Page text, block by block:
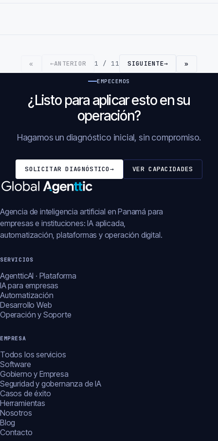
« ←ANTERIOR 1 / 11 SIGUIENTE→ »
EMPECEMOS
¿Listo para aplicar esto en su
operación?
Hagamos un diagnóstico inicial, sin compromiso.
SOLICITAR DIAGNÓSTICO→ VER CAPACIDADES
Agencia de inteligencia artificial en Panamá para
empresas e instituciones: IA aplicada,
automatización, plataformas y operación digital.
SERVICIOS
AgentticAI · Plataforma
IA para empresas
Automatización
Desarrollo Web
Operación y Soporte
EMPRESA
Todos los servicios
Software
Gobierno y Empresa
Seguridad y gobernanza de IA
Casos de éxito
Herramientas
Nosotros
Blog
Contacto